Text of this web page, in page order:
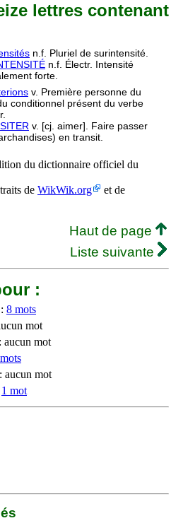
lettres contenant
n.f. Pluriel de surintensité.
n.f. Électr. Intensité
forte.
v. Première personne du
conditionnel présent du verbe
v. [cj. aimer]. Faire passer
en transit.
du dictionnaire officiel du
de WikWik.org
et de
Haut de page
Liste suivante
:
8 mots
mot
aucun mot
aucun mot
1 mot